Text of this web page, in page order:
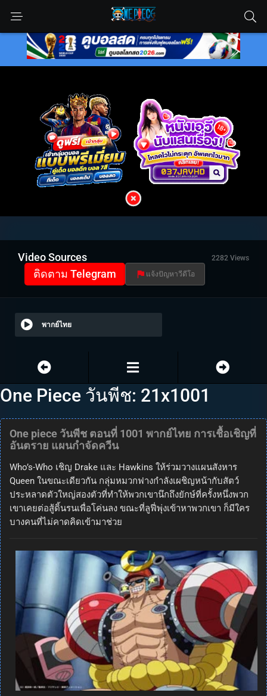
Video Sources 2282 Views
ติดตาม Telegram แจ้งปัญหาวีดีโอ
พากย์ไทย
One Piece วันพีช: 21x1001
One piece วันพีช ตอนที่ 1001 พากย์ไทย การเชื้อเชิญที่
อันตราย แผนกำจัดควีน
Who’s-Who เชิญ Drake และ Hawkins ให้ร่วมวางแผนสังหาร
Queen ในขณะเดียวกัน กลุ่มหมวกฟางกำลังเผชิญหน้ากับสัตว์
ประหลาดตัวใหญ่สองตัวที่ทำให้พวกเขานึกถึงยักษ์ที่ครั้งหนึ่งพวก
เขาเคยต่อสู้ดิ้นรนเพื่อโค่นลง ขณะที่ลูฟี่พุ่งเข้าหาพวกเขา ก็มีใคร
บางคนที่ไม่คาดคิดเข้ามาช่วย